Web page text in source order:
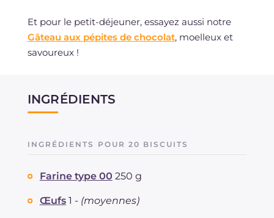
Et pour le petit-déjeuner, essayez aussi notre
Gâteau aux pépites de chocolat, moelleux et
savoureux !
INGRÉDIENTS
INGRÉDIENTS POUR 20 BISCUITS
Farine type 00 250 g
Œufs 1 - (moyennes)